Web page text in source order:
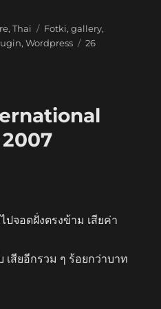
,Thai Tags
Fotki,gallery,
,Wordpress
26
ปจอดฝั่งตรงข้าม เสียค่า
สียอีกรวม ๆ ร้อยกว่าบาท